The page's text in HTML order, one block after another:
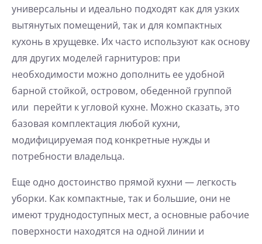
универсальны и идеально подходят как для узких
вытянутых помещений, так и для компактных
кухонь в хрущевке. Их часто используют как основу
для других моделей гарнитуров: при
необходимости можно дополнить ее удобной
барной стойкой, островом, обеденной группой
или перейти кугловой кухне. Можно сказать, это
базовая комплектация любой кухни,
модифицируемая под конкретные нужды и
потребности владельца.
Еще одно достоинство прямой кухни — легкость
уборки. Как компактные, так и большие, они не
имеют труднодоступных мест, а основные рабочие
поверхности находятся на одной линии и